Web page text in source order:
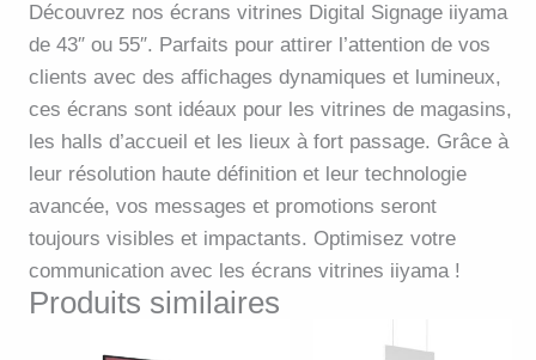
Découvrez nos écrans vitrines Digital Signage iiyama
de 43″ ou 55″. Parfaits pour attirer l’attention de vos
clients avec des affichages dynamiques et lumineux,
ces écrans sont idéaux pour les vitrines de magasins,
les halls d’accueil et les lieux à fort passage. Grâce à
leur résolution haute définition et leur technologie
avancée, vos messages et promotions seront
toujours visibles et impactants. Optimisez votre
communication avec les écrans vitrines iiyama !
Produits similaires